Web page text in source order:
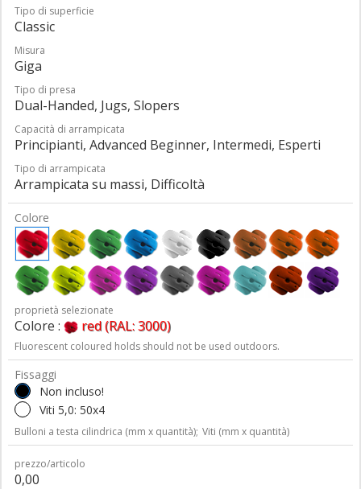
Tipo di superficie
Classic
Misura
Giga
Tipo di presa
Dual-Handed, Jugs, Slopers
Capacità di arrampicata
Principianti, Advanced Beginner, Intermedi, Esperti
Tipo di arrampicata
Arrampicata su massi, Difficoltà
Colore
proprietà selezionate
Colore : red (RAL: 3000)
Fluorescent coloured holds should not be used outdoors.
Fissaggi
Non incluso!
Viti 5,0: 50x4
Bulloni a testa cilindrica (mm x quantità); Viti (mm x quantità)
prezzo/articolo
0,00